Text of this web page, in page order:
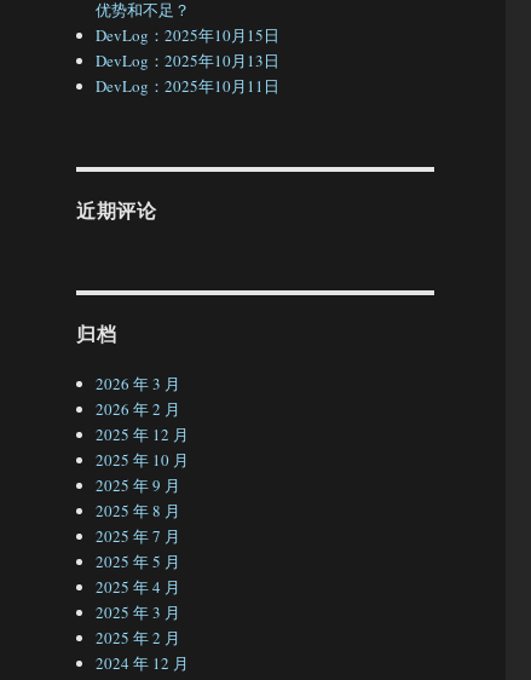
优势和不足？
DevLog：2025年10月15日
DevLog：2025年10月13日
DevLog：2025年10月11日
近期评论
归档
2026 年 3 月
2026 年 2 月
2025 年 12 月
2025 年 10 月
2025 年 9 月
2025 年 8 月
2025 年 7 月
2025 年 5 月
2025 年 4 月
2025 年 3 月
2025 年 2 月
2024 年 12 月